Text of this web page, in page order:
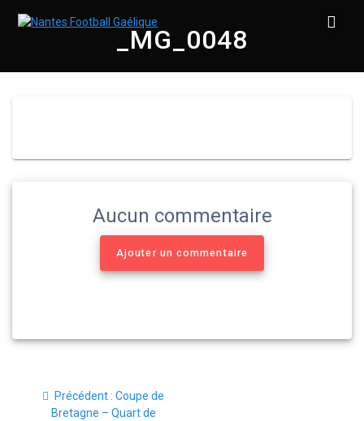
content
_MG_0048
Aucun commentaire
Ajouter un commentaire
Précédent : Article
précédent
Coupe de
Bretagne – Quart de